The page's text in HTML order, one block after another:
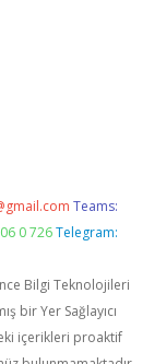
Teams:
0 726 Telegram:
Bilgi Teknolojileri
bir Yer Sağlayıcı
içerikleri proaktif